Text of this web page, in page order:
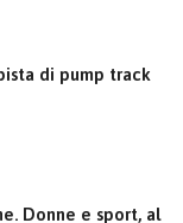
di pump track
Donne e sport, al